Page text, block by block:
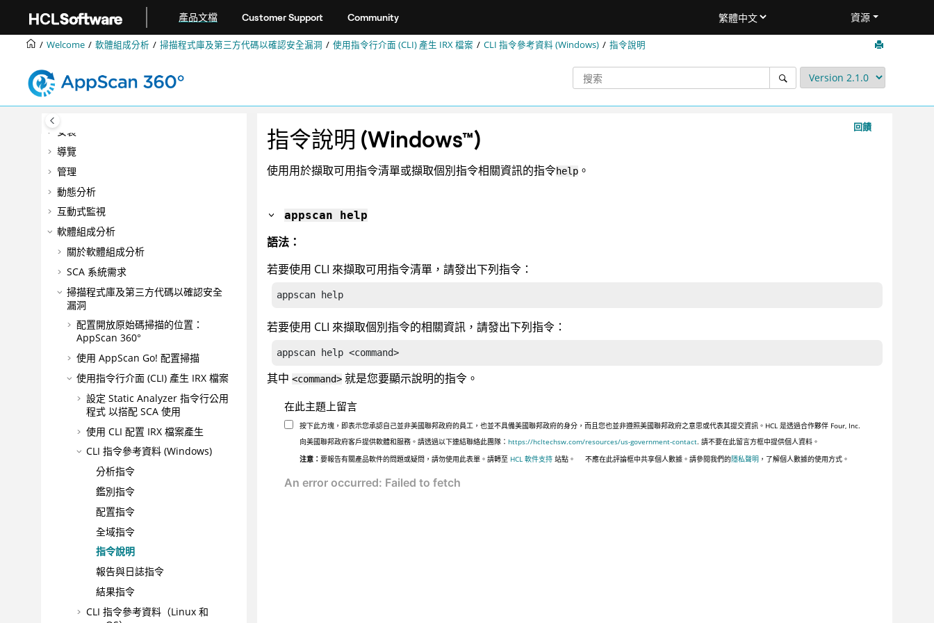
產品文檔 Customer Support Community 資源
Welcome 軟體組成分析 掃描程式庫及第三方代碼以確認安全漏洞 使用指令行介面 (CLI) 產生 IRX檔案 CLI 指令參考資料 (Windows) 指令說明
安裝
導覽
管理
動態分析
互動式監視
軟體組成分析
關於軟體組成分析
SCA 系統需求
掃描程式庫及第三方代碼以確認安全
漏洞
配置開放原始碼掃描的位置：
AppScan 360°
使用 AppScan Go! 配置掃描
使用指令行介面 (CLI) 產生 IRX 檔案
設定 Static Analyzer 指令行公用
程式 以搭配 SCA 使用
使用 CLI 配置 IRX 檔案產生
CLI 指令參考資料 (Windows)
分析指令
鑑別指令
配置指令
全域指令
指令說明
報告與日誌指令
結果指令
CLI 指令參考資料（Linux 和
回饋
指令說明 (Windows™)
使用用於擷取可用指令清單或擷取個別指令相關資訊的指令help。
appscan help
語法：
若要使用 CLI 來擷取可用指令清單，請發出下列指令：
appscan help
若要使用 CLI 來擷取個別指令的相關資訊，請發出下列指令：
appscan help <command>
其中 <command>就是您要顯示說明的指令。
在此主題上留言
按下此方塊，即表示您承認自己並非美國聯邦政府的員工，也並不具備美國聯邦政府的身分，而且您也並非遵照美國聯邦政府之意思或代表其提交資訊。HCL 是透過合作夥伴 Four, Inc.
向美國聯邦政府客戶提供軟體和服務。請透過以下連結聯絡此團隊：https://hcltechsw.com/resources/us-government-contact. 請不要在此留言方框中提供個人資料。
注意：要報告有關產品軟件的問題或疑問，請勿使用此表單。請轉至 HCL 軟件支持 站點。 不應在此評論框中共享個人數據。請參閱我們的隱私聲明 ，了解個人數據的使用方式。